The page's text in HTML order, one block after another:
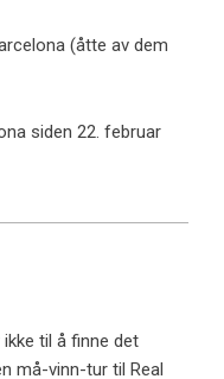
(åtte av dem
siden 22. februar
til å finne det
må-vinn-tur til Real